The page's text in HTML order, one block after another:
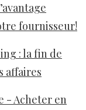
fournisseur!
: la fin de
affaires
- Acheter en